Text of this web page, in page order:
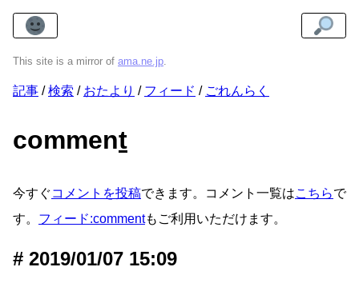
This site is a mirror of ama.ne.jp.
記事 検索 おたより フィード ごれんらく
comment
今すぐコメントを投稿できます。コメント一覧はこちらで
す。 フィード:commentもご利用いただけます。
2019/01/07 15:09